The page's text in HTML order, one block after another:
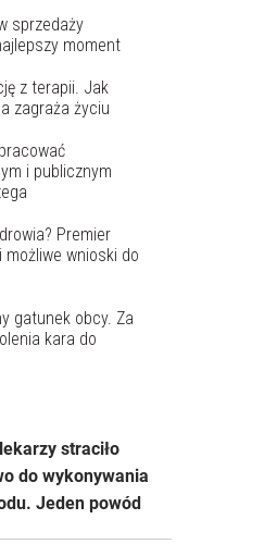
sprzedaży
moment
z terapii. Jak
zagraża życiu
i publicznym
Premier
możliwe wnioski do
gatunek obcy. Za
kara do
straciło
do wykonywania
Jeden powód